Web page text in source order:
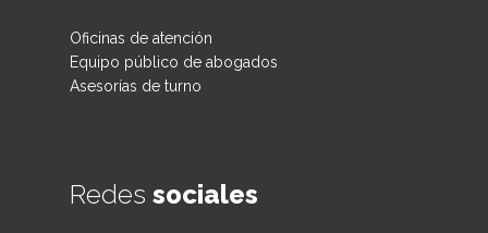
Oficinas de atención
Equipo público de abogados
Asesorías de turno
Redes sociales